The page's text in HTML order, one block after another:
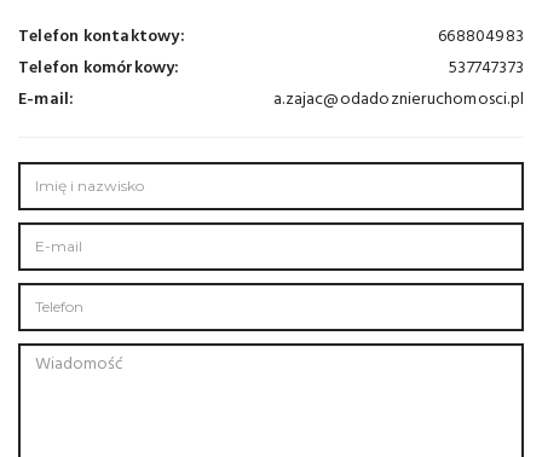
Telefon kontaktowy:
668804983
Telefon komórkowy:
537747373
E-mail:
a.zajac@odadoznieruchomosci.pl